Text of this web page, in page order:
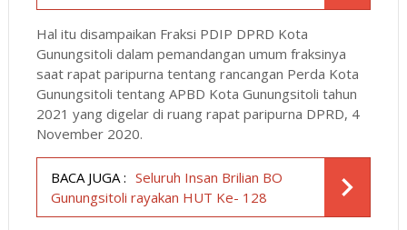
Hal itu disampaikan Fraksi PDIP DPRD Kota
Gunungsitoli dalam pemandangan umum fraksinya
saat rapat paripurna tentang rancangan Perda Kota
Gunungsitoli tentang APBD Kota Gunungsitoli tahun
2021 yang digelar di ruang rapat paripurna DPRD, 4
November 2020.
BACA JUGA : Seluruh Insan Brilian BO
Gunungsitoli rayakan HUT Ke- 128